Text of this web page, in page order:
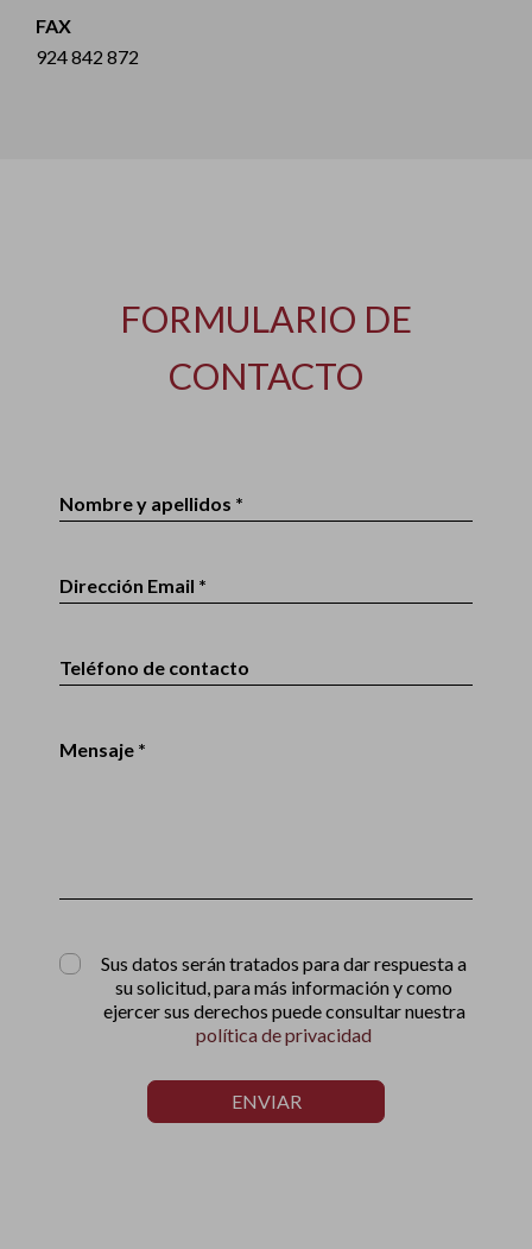
FAX
924 842 872
FORMULARIO DE
CONTACTO
Nombre y apellidos *
Dirección Email *
Teléfono de contacto
Mensaje *
Sus datos serán tratados para dar respuesta a
su solicitud, para más información y como
ejercer sus derechos puede consultar nuestra
política de privacidad
ENVIAR